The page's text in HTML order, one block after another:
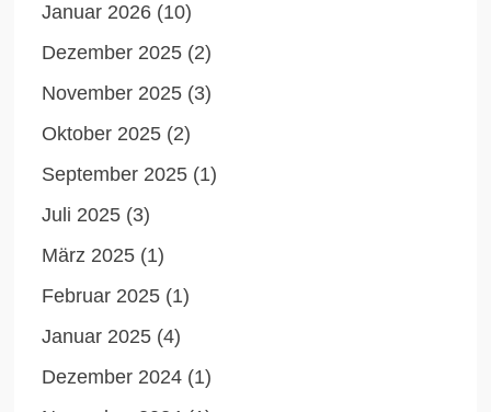
Januar 2026 (10)
Dezember 2025 (2)
November 2025 (3)
Oktober 2025 (2)
September 2025 (1)
Juli 2025 (3)
März 2025 (1)
Februar 2025 (1)
Januar 2025 (4)
Dezember 2024 (1)